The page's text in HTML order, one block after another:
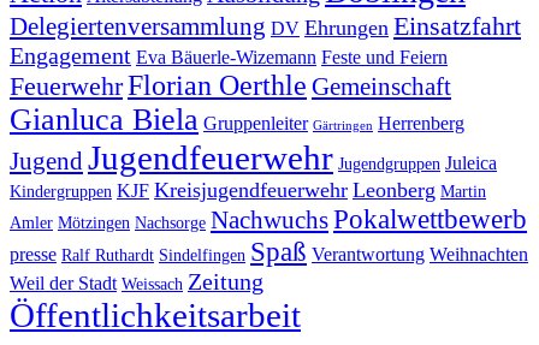
Delegiertenversammlung DV Ehrungen Einsatzfahrt
Engagement Eva Bäuerle-Wizemann Feste und Feiern
FeuerwehrFlorian Oerthle Gemeinschaft
Gianluca Biela Gruppenleiter Gärtringen Herrenberg
JugendJugendfeuerwehr Jugendgruppen Juleica
Kindergruppen KJF Kreisjugendfeuerwehr Leonberg Martin
Amler Mötzingen Nachsorge NachwuchsPokalwettbewerb
presse Ralf Ruthardt Sindelfingen Spaß Verantwortung Weihnachten
Weil der Stadt Weissach Zeitung
Öffentlichkeitsarbeit